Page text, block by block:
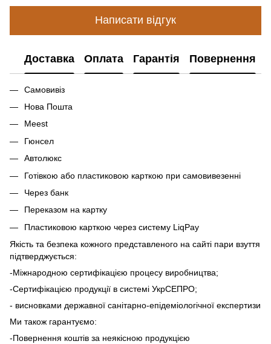
Написати відгук
Доставка Оплата Гарантія Повернення
Самовивіз
Нова Пошта
Meest
Гюнсел
Автолюкс
Готівкою або пластиковою карткою при самовивезенні
Через банк
Переказом на картку
Пластиковою карткою через систему LiqPay
Якість та безпека кожного представленого на сайті пари взуття
підтверджується:
-Міжнародною сертифікацією процесу виробництва;
-Сертифікацією продукції в системі УкрСЕПРО;
- висновками державної санітарно-епідеміологічної експертизи
Ми також гарантуємо:
-Повернення коштів за неякісною продукцією